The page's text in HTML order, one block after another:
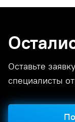
Оставьте
специалисты